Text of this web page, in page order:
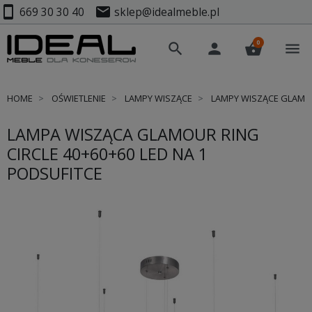
smartphone 669 30 30 40 mail sklep@idealmeble.pl
search person shopping_basket
0 menu
HOME OŚWIETLENIE LAMPY WISZĄCE LAMPY WISZĄCE
LAMPA WISZĄCA GLAMOUR RING
CIRCLE 40+60+60 LED NA 1
PODSUFITCE